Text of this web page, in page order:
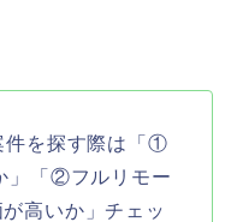
件を探す際は「①
」「②フルリモー
高いか」チェッ